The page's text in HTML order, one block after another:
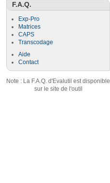
F.A.Q.
Exp-Pro
Matrices
CAPS
Transcodage
Aide
Contact
Note : La F.A.Q. d'Evalutil est disponible
sur le site de l'outil